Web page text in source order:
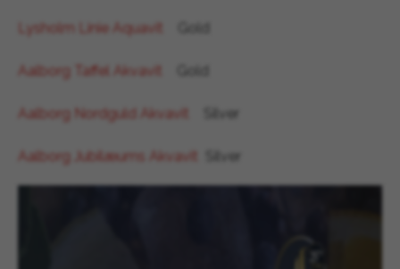
Lysholm Linie Aquavit
Aalborg Taffel Akvavit
Aalborg Nordguld Akvavit Silver
Aalborg Jubilæums Akvavit Silver